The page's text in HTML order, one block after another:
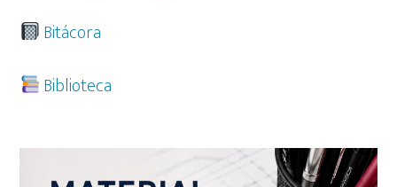
Bitácora
Biblioteca